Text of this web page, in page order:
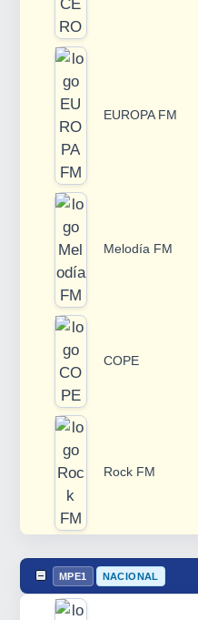
EUROPA FM
Melodía FM
COPE
Rock FM
MPE1 NACIONAL